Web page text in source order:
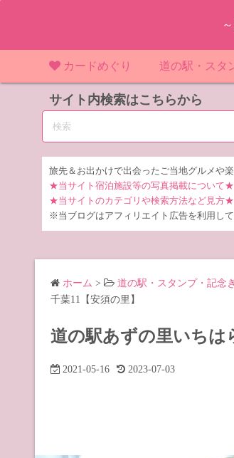
ツ
カードめぐり
マンホールカード マンホールカー
マンホールカ
マンホールカー
IKEカード
KAWAカード
橋カード
ダムカード
LOGetカード
道の駅・スタ
道の駅（関東）
道の駅（東北
道の駅（北陸）
サイト内検索はこちらから
旅先＆お出かけで出会ったご当地グルメや
★当サイト宿泊施設等の写真掲載について★
★当サイトのカテゴリや検索方法など見方★
※当ブログはアフィリエイト広告を利用して
ホーム > 道の駅・スタンプ・記念
千葉11【安須の里】
道の駅あずの里いちは
2021-05-16 2023-07-03